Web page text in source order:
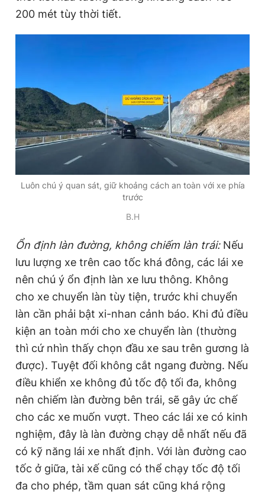
200 mét tùy thời tiết.
Luôn chú ý quan sát, giữ khoảng cách an toàn với xe phía
trước
B.H
Ổn định làn đường, không chiếm làn trái:Nếu
lưu lượng xe trên cao tốc khá đông, các lái xe
nên chú ý ổn định làn xe lưu thông. Không
cho xe chuyển làn tùy tiện, trước khi chuyển
làn cần phải bật xi-nhan cảnh báo. Khi đủ điều
kiện an toàn mới cho xe chuyển làn (thường
thì cứ nhìn thấy chọn đầu xe sau trên gương là
được). Tuyệt đối không cắt ngang đường. Nếu
điều khiển xe không đủ tốc độ tối đa, không
nên chiếm làn đường bên trái, sẽ gây ức chế
cho các xe muốn vượt. Theo các lái xe có kinh
nghiệm, đây là làn đường chạy dễ nhất nếu đã
có kỹ năng lái xe nhất định. Với làn đường cao
tốc ở giữa, tài xế cũng có thể chạy tốc độ tối
đa cho phép, tầm quan sát cũng khá rộng